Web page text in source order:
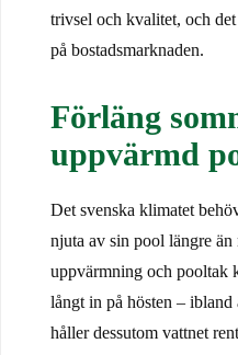
trivsel och kvalitet, och
på bostadsmarknaden.
Förläng
uppvärmd
Det svenska klimatet
njuta av sin pool längre
uppvärmning och pooltak
långt in på hösten –
håller dessutom vattnet